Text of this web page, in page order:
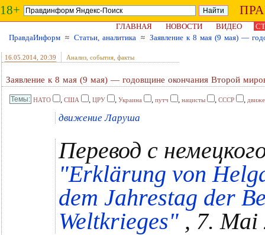
18+
ГЛАВНАЯ НОВОСТИ ВИДЕО
ПравдаИнформ ≈ Статьи, аналитика ≈ Заявление к 8 мая (9 мая) —
16.05.2014 , 20:39 Анализ, события, факты
Заявление к 8 мая (9 мая) — годовщине окончания Второй
НАТО , США , ЦРУ , Украина , путч , нацисты , СССР ,
движение Ларуша
Перевод с
"Erklärung von
dem Jahrestag der
Weltkrieges" , 7. Mai